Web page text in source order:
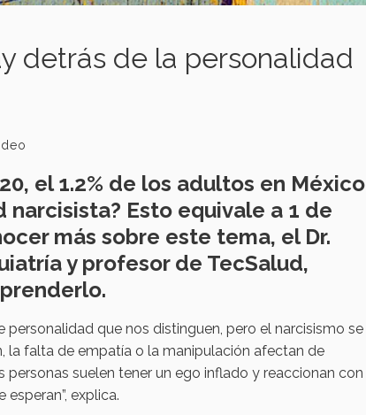
detrás de la personalidad
el 1.2% de los adultos en México
Esto equivale a 1 de
más sobre este tema, el Dr.
y profesor de TecSalud,
que nos distinguen, pero el narcisismo se
la falta de empatía o la manipulación afectan de
suelen tener un ego inflado y reaccionan con
explica.